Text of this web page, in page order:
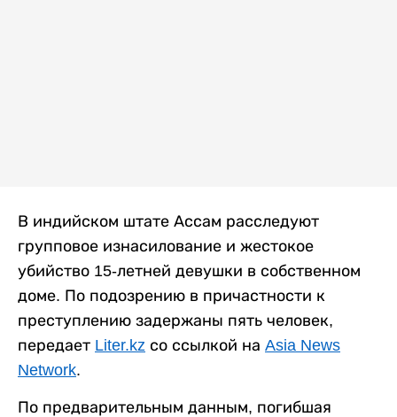
В индийском штате Ассам расследуют
групповое изнасилование и жестокое
убийство 15-летней девушки в собственном
доме. По подозрению в причастности к
преступлению задержаны пять человек,
передает Liter.kz со ссылкой на Asia News
Network.
По предварительным данным, погибшая